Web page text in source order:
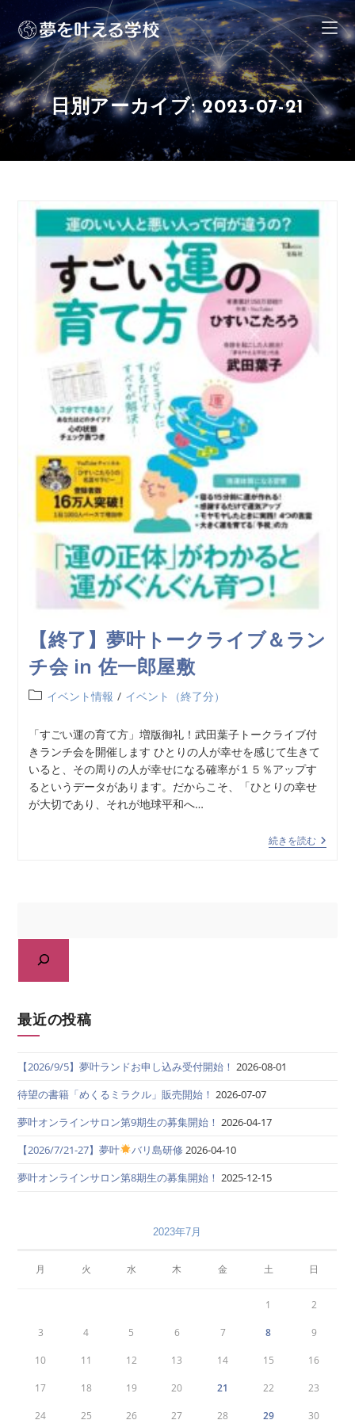
日別アーカイブ: 2023-07-21
【終了】夢叶トークライブ＆ラン
チ会 in 佐一郎屋敷
イベント情報 / イベント（終了分）
「すごい運の育て方」増版御礼！武田葉子トークライブ付
きランチ会を開催します ひとりの人が幸せを感じて生きて
いると、その周りの人が幸せになる確率が１５％アップす
るというデータがあります。だからこそ、「ひとりの幸せ
が大切であり、それが地球平和へ…
続きを読む
最近の投稿
【2026/9/5】夢叶ランドお申し込み受付開始！ 2026-08-01
待望の書籍「めくるミラクル」販売開始！ 2026-07-07
夢叶オンラインサロン第9期生の募集開始！ 2026-04-17
【2026/7/21-27】夢叶
バリ島研修 2026-04-10
夢叶オンラインサロン第8期生の募集開始！ 2025-12-15
2023年7月
月 火 水 木 金 土 日
1 2
3 4 5 6 7 8 9
10 11 12 13 14 15 16
17 18 19 20 21 22 23
24 25 26 27 28 29 30